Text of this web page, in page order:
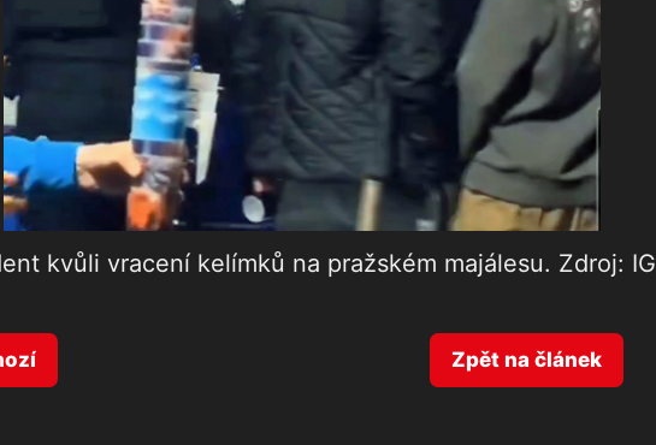
kvůli vracení kelímků na pražském majálesu. Zdroj: IG
Zpět na článek